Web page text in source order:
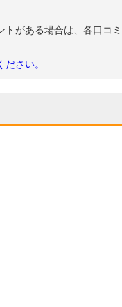
がある場合は、各口コ
さい。